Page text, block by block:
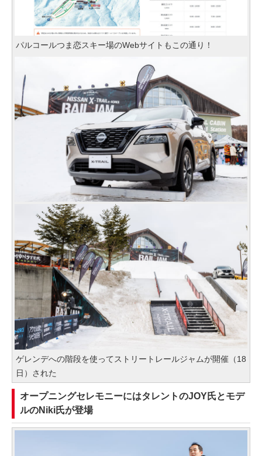
パルコールつま恋スキー場のWebサイトもこの通り！
ゲレンデへの階段を使ってストリートレールジャムが開催（18
日）された
オープニングセレモニーにはタレントのJOY氏とモデ
ルのNiki氏が登場